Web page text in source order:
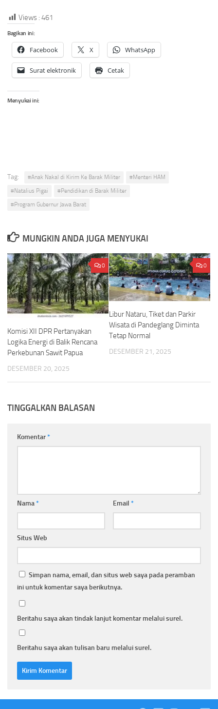
Views : 461
Bagikan ini:
Facebook X WhatsApp
Surat elektronik Cetak
Menyukai ini:
Tag: #Anak Nakal di Kirim Ke Barak Militer
#Menteri HAM
#Natalius Pigai
#Pendidikan di Barak Militer
#Program Gubernur Jawa Barat
MUNGKIN ANDA JUGA MENYUKAI
0
Komisi XII DPR Pertanyakan
Logika Energi di Balik Rencana
Perkebunan Sawit Papua
DESEMBER 20, 2025
0
Libur Nataru, Tiket dan Parkir
Wisata di Pandeglang Diminta
Tetap Normal
DESEMBER 21, 2025
TINGGALKAN BALASAN
Komentar*
Nama* Email *
Situs Web
Simpan nama, email, dan situs web saya pada peramban
ini untuk komentar saya berikutnya.
Beritahu saya akan tindak lanjut komentar melalui surel.
Beritahu saya akan tulisan baru melalui surel.